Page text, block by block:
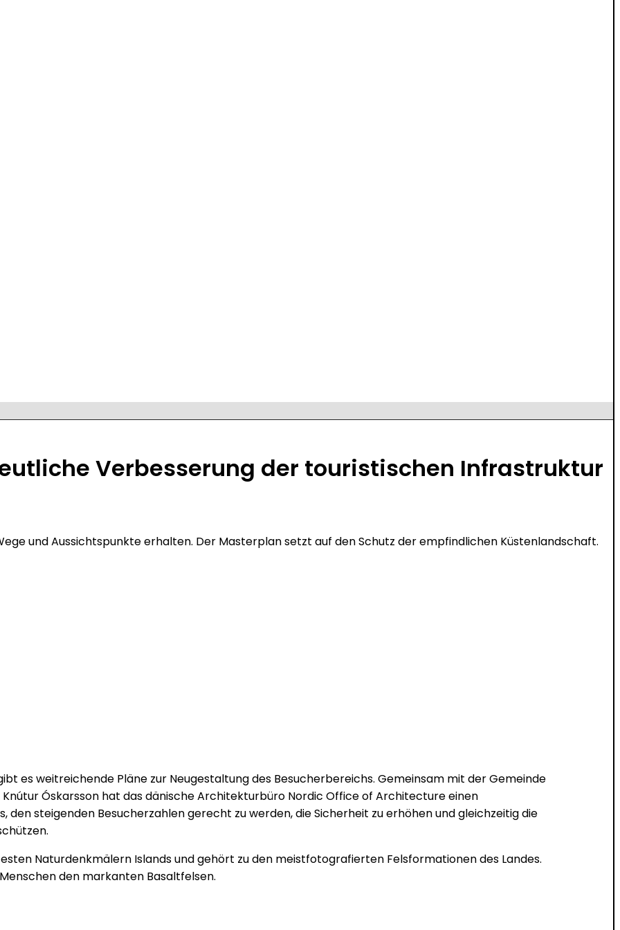
Verbesserung der touristischen Infrastruktur
und Aussichtspunkte erhalten. Der Masterplan setzt auf den Schutz der empfindlichen Küstenlandschaft.
es weitreichende Pläne zur Neugestaltung des Besucherbereichs. Gemeinsam mit der Gemeinde
Óskarsson hat das dänische Architekturbüro Nordic Office of Architecture einen
den steigenden Besucherzahlen gerecht zu werden, die Sicherheit zu erhöhen und gleichzeitig die
Naturdenkmälern Islands und gehört zu den meistfotografierten Felsformationen des Landes.
den markanten Basaltfelsen.